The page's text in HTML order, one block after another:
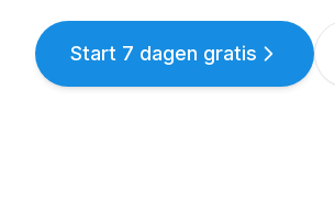
Start 7 dagen gratis